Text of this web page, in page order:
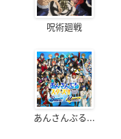
呪術廻戦
あんさんぶる...